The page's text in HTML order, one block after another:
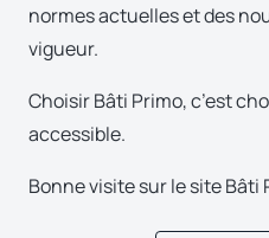
normes actuelles et des
vigueur.
Choisir Bâti Primo, c’est
accessible.
Bonne visite sur le site Bâti